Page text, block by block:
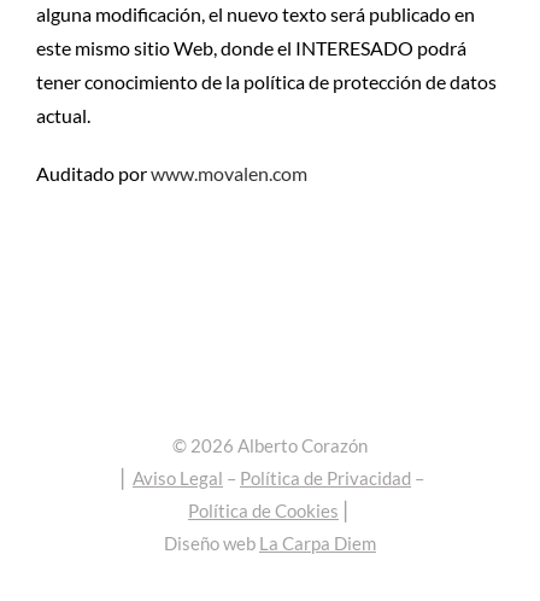
alguna modificación, el nuevo texto será publicado en
este mismo sitio Web, donde el INTERESADO podrá
tener conocimiento de la política de protección de datos
actual.
Auditado porwww.movalen.com
© 2026 Alberto Corazón
Aviso Legal – Política de Privacidad –
Política de Cookies
Diseño web La Carpa Diem